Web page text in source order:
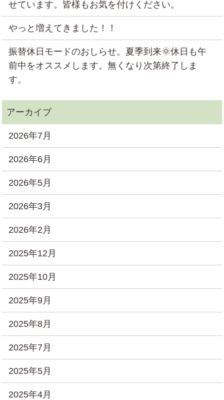
せています。皆様もお気を付けください。
やっと増えてきました！！
振替休日モードのおしらせ。夏季到来🌞休日も午
前中をオススメします。無くなり次第終了しま
す。
2026年7月
2026年6月
2026年5月
2026年3月
2026年2月
2025年12月
2025年10月
2025年9月
2025年8月
2025年7月
2025年5月
2025年4月